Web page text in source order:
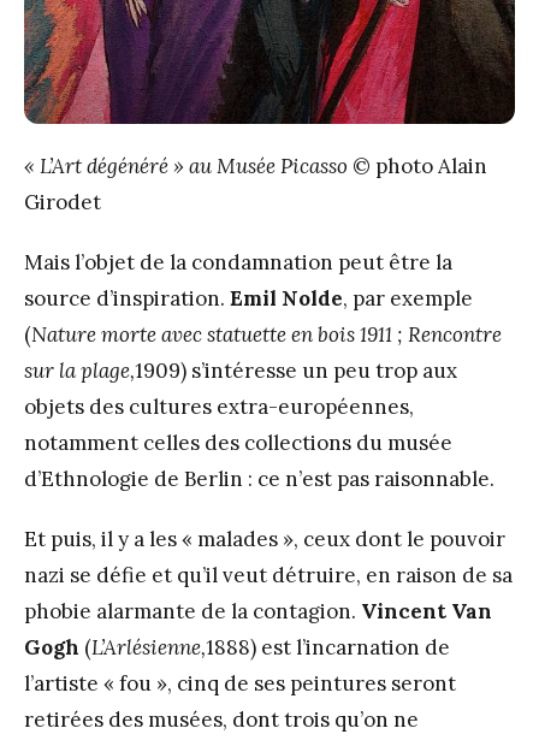
« L’Art dégénéré » au Musée Picasso © photo Alain
Girodet
Mais l’objet de la condamnation peut être la
source d’inspiration. Emil Nolde, par exemple
(Nature morte avec statuette en bois 1911 ; Rencontre
sur la plage,1909) s’intéresse un peu trop aux
objets des cultures extra-européennes,
notamment celles des collections du musée
d’Ethnologie de Berlin : ce n’est pas raisonnable.
Et puis, il y a les « malades », ceux dont le pouvoir
nazi se défie et qu’il veut détruire, en raison de sa
phobie alarmante de la contagion. Vincent Van
Gogh (L’Arlésienne,1888) est l’incarnation de
l’artiste « fou », cinq de ses peintures seront
retirées des musées, dont trois qu’on ne